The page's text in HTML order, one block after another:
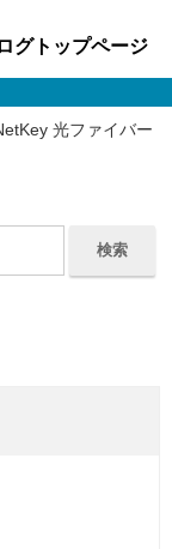
グトップページ
光ファイバー
検索